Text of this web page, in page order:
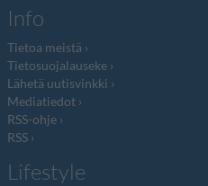
Info
Tietoa meistä
Tietosuojalauseke
Lähetä uutisvinkki
Mediatiedot
RSS-ohje
RSS
Lifestyle